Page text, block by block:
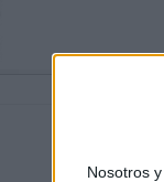
Nosotros